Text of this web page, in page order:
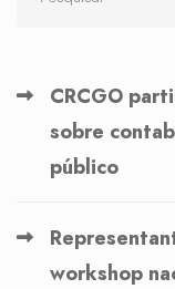
CRCGO
sobre
público
workshop